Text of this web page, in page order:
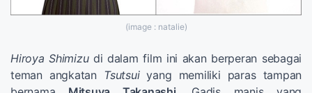
(image : natalie)
Hiroya Shimizu di dalam film ini akan berperan sebagai
teman angkatan Tsutsuiyang memiliki paras tampan